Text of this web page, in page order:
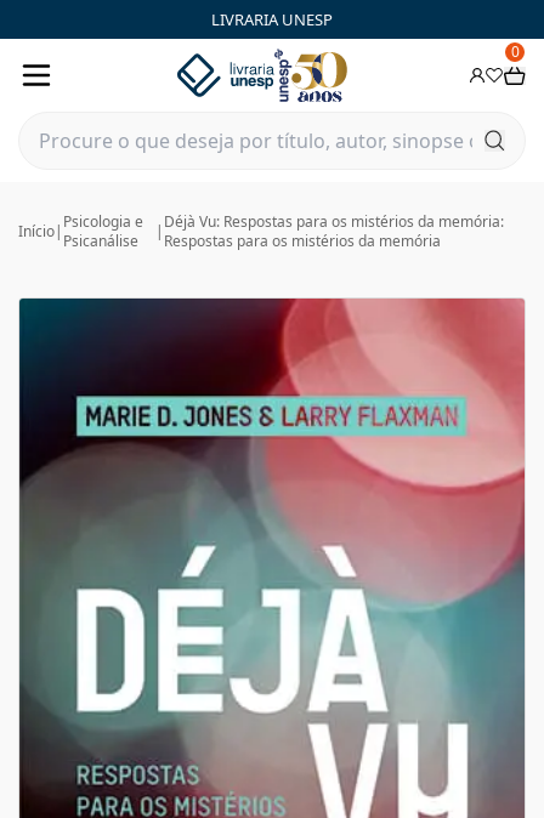
LIVRARIA UNESP
0
Início| Psicologia e
Psicanálise
| Déjà Vu: Respostas para os mistérios da memória:
Respostas para os mistérios da memória